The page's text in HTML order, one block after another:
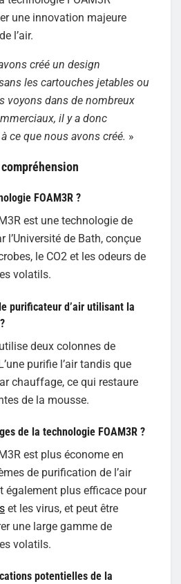
une innovation majeure
l’air.
créé un design
les cartouches jetables ou
voyons dans de nombreux
il y a donc
ce que nous avons créé. »
FOAM3R ?
est une technologie de
l’Université de Bath, conçue
le CO2 et les odeurs de
volatils.
purificateur d’air utilisant la
deux colonnes de
purifie l’air tandis que
chauffage, ce qui restaure
de la mousse.
de la technologie FOAM3R ?
est plus économe en
de purification de l’air
également plus efficace pour
et les virus, et peut être
une large gamme de
volatils.
potentielles de la